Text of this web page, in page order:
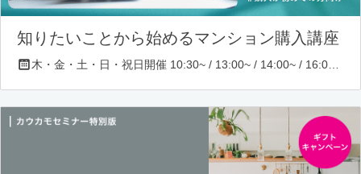
知りたいことから始めるマンション購入講座